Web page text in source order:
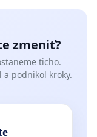
voči nim boli
konania s
generálny
poslania a
tohto
a právnických
zmeniť?
ticho.
podnikol kroky.